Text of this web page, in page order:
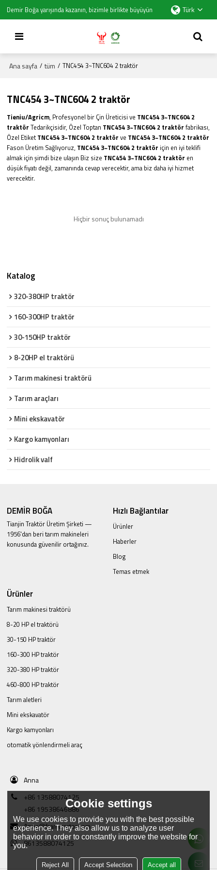
Demir Boğa yarışında kazanın, bizimle birlikte büyüyün Türk
Ana sayfa / tüm / TNC454 3~TNC604 2 traktör
TNC454 3~TNC604 2 traktör
Tieniu/Agricm, Profesyonel bir Çin Üreticisi ve TNC454 3~TNC604 2
traktör Tedarikçisidir, Özel Toptan TNC454 3~TNC604 2 traktör fabrikası,
Özel Etiket TNC454 3~TNC604 2 traktör ve TNC454 3~TNC604 2 traktör
Fason Üretim Sağlıyoruz, TNC454 3~TNC604 2 traktör için en iyi teklifi
almak için şimdi bize ulaşın Biz size TNC454 3~TNC604 2 traktör en
düşük fiyatı değil, zamanında cevap verecektir, ama biz daha iyi hizmet
verecektir.
Hiçbir sonuç bulunamadı
Katalog
320-380HP traktör
160-300HP traktör
30-150HP traktör
8-20HP el traktörü
Tarım makinesi traktörü
Tarım araçları
Mini ekskavatör
Kargo kamyonları
Hidrolik valf
DEMİR BOĞA
Tianjin Traktör Üretim Şirketi —
1956'dan beri tarım makineleri
konusunda güvenilir ortağınız.
Hızlı Bağlantılar
Ürünler
Haberler
Blog
Temas etmek
Ürünler
Tarım makinesi traktörü
8-20 HP el traktörü
30-150 HP traktör
160-300 HP traktör
320-380 HP traktör
460-800 HP traktör
Tarım aletleri
Mini ekskavatör
Kargo kamyonları
otomatik yönlendirmeli araç
Anna
+86 13588074125
+86 19538646886
Anna@framtractor.com
8613588074125
Cookie settings
We use cookies to provide you with the best possible
experience. They also allow us to analyze user
behavior in order to constantly improve the website for
you.
Reject All Accept Selection Accept all